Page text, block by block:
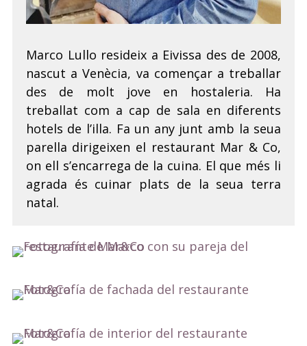
Marco Lullo resideix a Eivissa des de 2008,
nascut a Venècia, va començar a treballar
des de molt jove en hostaleria. Ha
treballat com a cap de sala en diferents
hotels de l’illa. Fa un any junt amb la seua
parella dirigeixen el restaurant Mar & Co,
on ell s’encarrega de la cuina. El que més li
agrada és cuinar plats de la seua terra
natal.